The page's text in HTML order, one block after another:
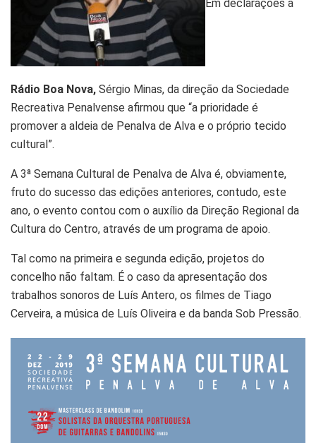
Em declarações à
Rádio Boa Nova, Sérgio Minas, da direção da Sociedade
Recreativa Penalvense afirmou que “a prioridade é
promover a aldeia de Penalva de Alva e o próprio tecido
cultural”.
A 3ª Semana Cultural de Penalva de Alva é, obviamente,
fruto do sucesso das edições anteriores, contudo, este
ano, o evento contou com o auxílio da Direção Regional da
Cultura do Centro, através de um programa de apoio.
Tal como na primeira e segunda edição, projetos do
concelho não faltam. É o caso da apresentação dos
trabalhos sonoros de Luís Antero, os filmes de Tiago
Cerveira, a música de Luís Oliveira e da banda Sob Pressão.